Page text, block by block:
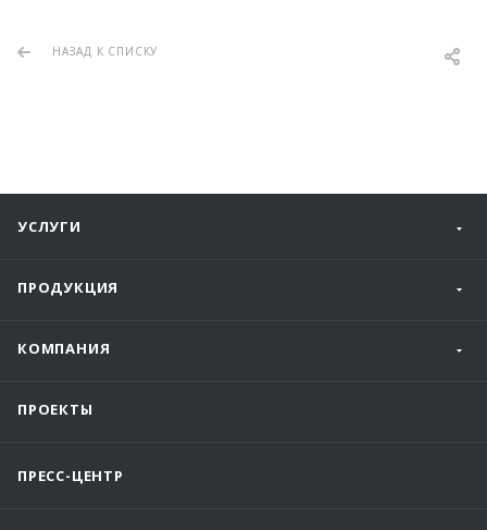
НАЗАД К СПИСКУ
УСЛУГИ
ПРОДУКЦИЯ
КОМПАНИЯ
ПРОЕКТЫ
ПРЕСС-ЦЕНТР